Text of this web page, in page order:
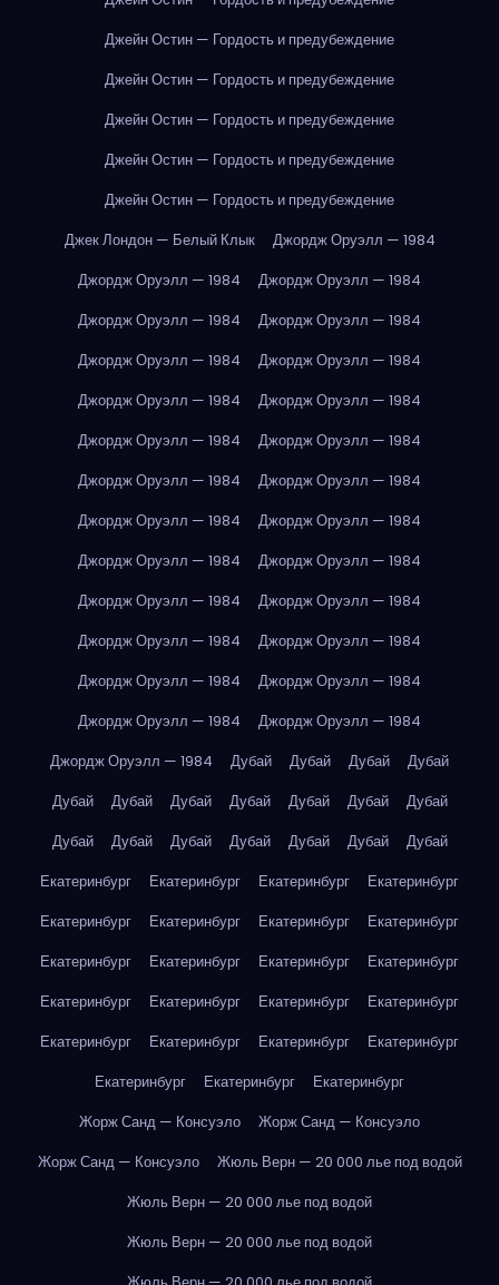
Джейн Остин — Гордость и предубеждение
Джейн Остин — Гордость и предубеждение
Джейн Остин — Гордость и предубеждение
Джейн Остин — Гордость и предубеждение
Джейн Остин — Гордость и предубеждение
Джек Лондон — Белый Клык
Джордж Оруэлл — 1984
Джордж Оруэлл — 1984
Джордж Оруэлл — 1984
Джордж Оруэлл — 1984
Джордж Оруэлл — 1984
Джордж Оруэлл — 1984
Джордж Оруэлл — 1984
Джордж Оруэлл — 1984
Джордж Оруэлл — 1984
Джордж Оруэлл — 1984
Джордж Оруэлл — 1984
Джордж Оруэлл — 1984
Джордж Оруэлл — 1984
Джордж Оруэлл — 1984
Джордж Оруэлл — 1984
Джордж Оруэлл — 1984
Джордж Оруэлл — 1984
Джордж Оруэлл — 1984
Джордж Оруэлл — 1984
Джордж Оруэлл — 1984
Джордж Оруэлл — 1984
Джордж Оруэлл — 1984
Джордж Оруэлл — 1984
Джордж Оруэлл — 1984
Джордж Оруэлл — 1984
Джордж Оруэлл — 1984
Дубай Дубай Дубай
Дубай
Дубай
Дубай Дубай Дубай Дубай Дубай
Дубай
Дубай
Дубай Дубай Дубай Дубай Дубай
Дубай
Екатеринбург
Екатеринбург Екатеринбург
Екатеринбург
Екатеринбург
Екатеринбург Екатеринбург
Екатеринбург
Екатеринбург
Екатеринбург Екатеринбург
Екатеринбург
Екатеринбург
Екатеринбург Екатеринбург
Екатеринбург
Екатеринбург
Екатеринбург Екатеринбург
Екатеринбург
Екатеринбург
Екатеринбург
Екатеринбург
Жорж Санд — Консуэло
Жорж Санд — Консуэло
Жорж Санд — Консуэло
Жюль Верн — 20 000 лье под водой
Жюль Верн — 20 000 лье под водой
Жюль Верн — 20 000 лье под водой